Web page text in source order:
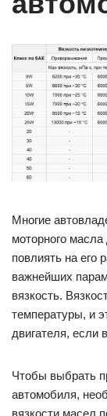
Многие
моторного
повлиять на его
важнейших
вязкость.
температуры, и
двигателя, если
Чтобы выбрать
автомобиля,
вязкости масел